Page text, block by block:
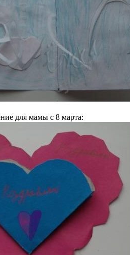
для мамы с 8 марта: